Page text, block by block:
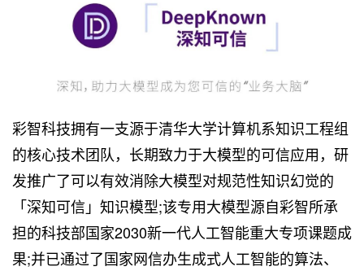
彩智科技拥有一支源于清华大学计算机系知识工程组
的核心技术团队，长期致力于大模型的可信应用，研
发推广了可以有效消除大模型对规范性知识幻觉的
「深知可信」知识模型;该专用大模型源自彩智所承
担的科技部国家2030新一代人工智能重大专项课题成
果;并已通过了国家网信办生成式人工智能的算法、